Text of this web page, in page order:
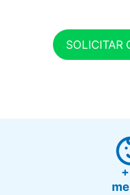
SOLICITAR